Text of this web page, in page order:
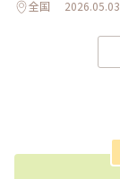
全国 2026.05.03